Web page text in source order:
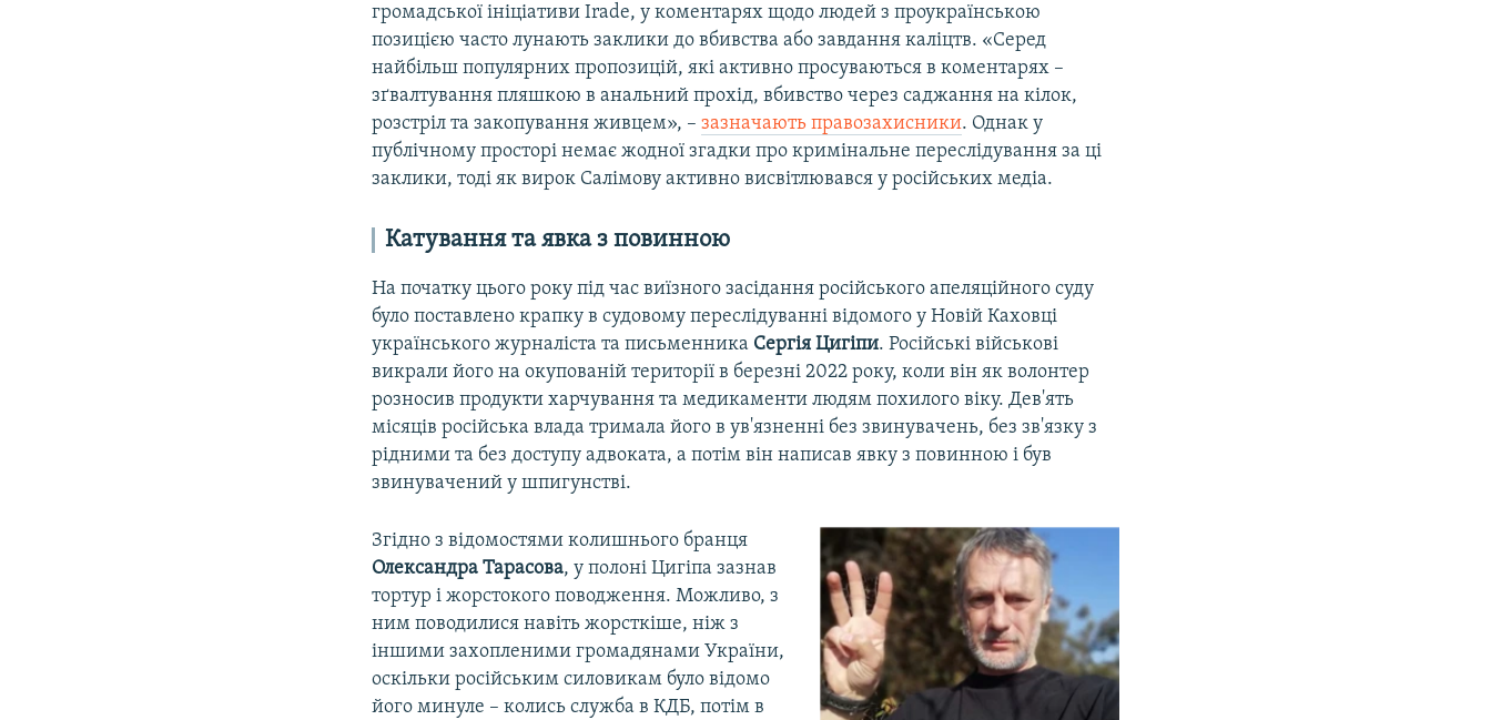
громадської ініціативи Irade, у коментарях щодо людей з проукраїнською
позицією часто лунають заклики до вбивства або завдання каліцтв. «Серед
найбільш популярних пропозицій, які активно просуваються в коментарях –
зґвалтування пляшкою в анальний прохід, вбивство через саджання на кілок,
розстріл та закопування живцем», –зазначають правозахисники. Однак у
публічному просторі немає жодної згадки про кримінальне переслідування за ці
заклики, тоді як вирок Салімову активно висвітлювався у російських медіа.
Катування та явка з повинною
На початку цього року під час виїзного засідання російського апеляційного суду
було поставлено крапку в судовому переслідуванні відомого у Новій Каховці
українського журналіста та письменника Сергія Цигіпи. Російські військові
викрали його на окупованій території в березні 2022 року, коли він як волонтер
розносив продукти харчування та медикаменти людям похилого віку. Дев'ять
місяців російська влада тримала його в ув'язненні без звинувачень, без зв'язку з
рідними та без доступу адвоката, а потім він написав явку з повинною і був
звинувачений у шпигунстві.
Згідно з відомостями колишнього бранця
Олександра Тарасова, у полоні Цигіпа зазнав
тортур і жорстокого поводження. Можливо, з
ним поводилися навіть жорсткіше, ніж з
іншими захопленими громадянами України,
оскільки російським силовикам було відомо
його минуле – колись служба в КДБ, потім в